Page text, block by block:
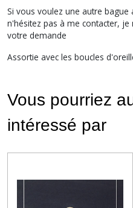
Si vous voulez une autre bague
n'hésitez pas à me contacter,
votre demande
Assortie avec les boucles
Vous pourriez
intéressé par